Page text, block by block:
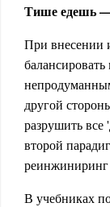
Тише едешь —
При внесении
другой
разрушить
второй
реинжиниринг
В учебниках